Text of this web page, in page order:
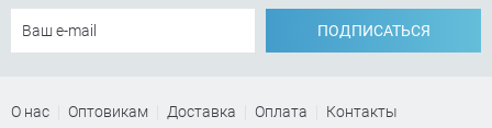
ПОДПИСАТЬСЯ
О нас Оптовикам Доставка Оплата
Контакты